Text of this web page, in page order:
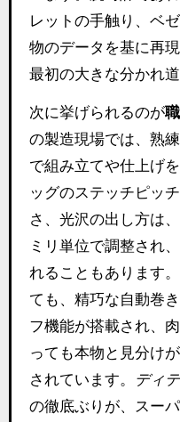
レットの手触り、ベ
物のデータを基に再現
最初の大きな分かれ道
次に挙げられるのが
の製造現場では、熟
で組み立てや仕上げ
ッグのステッチピッ
さ、光沢の出し方は
ミリ単位で調整され
れることもあります
ても、精巧な自動巻
フ機能が搭載され、
っても本物と見分け
されています。
ディ
の徹底ぶりが、スー